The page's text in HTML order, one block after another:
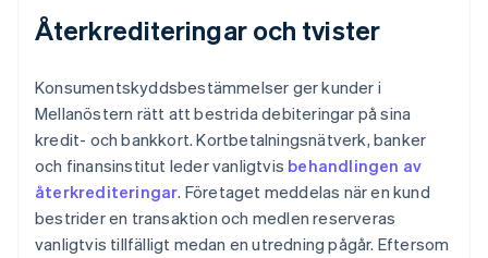
Återkrediteringar och tvister
Konsumentskyddsbestämmelser ger kunder i
Mellanöstern rätt att bestrida debiteringar på sina
kredit- och bankkort. Kortbetalningsnätverk, banker
och finansinstitut leder vanligtvis behandlingen av
återkrediteringar. Företaget meddelas när en kund
bestrider en transaktion och medlen reserveras
vanligtvis tillfälligt medan en utredning pågår. Eftersom